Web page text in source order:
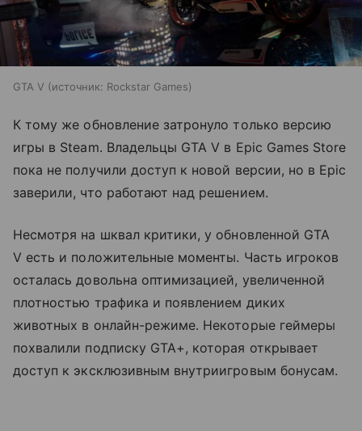
GTA V источник: Rockstar Games
К тому же обновление затронуло только версию
игры в Steam. Владельцы GTA V в Epic Games Store
пока не получили доступ к новой версии, но в Epic
заверили, что работают над решением.
Несмотря на шквал критики, у обновленной GTA
V есть и положительные моменты. Часть игроков
осталась довольна оптимизацией, увеличенной
плотностью трафика и появлением диких
животных в онлайн-режиме. Некоторые геймеры
похвалили подписку GTA+, которая открывает
доступ к эксклюзивным внутриигровым бонусам.